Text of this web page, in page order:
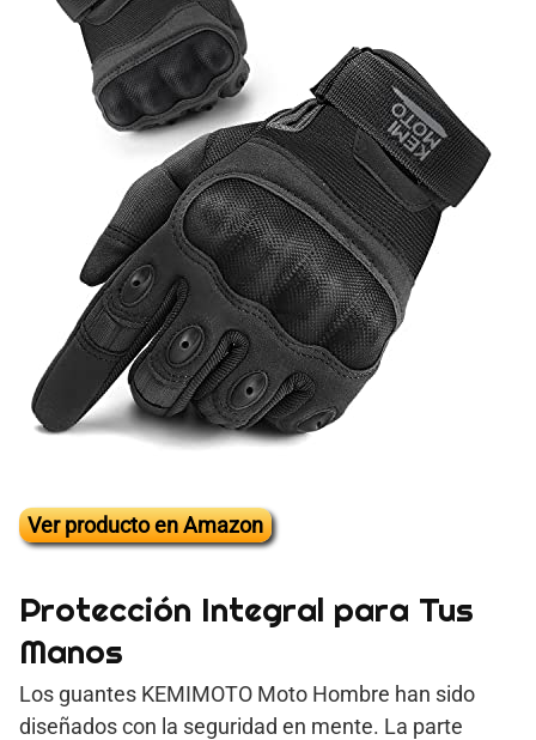
Ver producto en Amazon
Protección Integral para Tus
Manos
Los guantes KEMIMOTO Moto Hombre han sido
diseñados con la seguridad en mente. La parte